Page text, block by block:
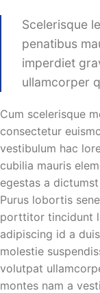
Scelerisque
penatibus
imperdiet
ullamcorper
Cum scelerisque
consectetur
vestibulum hac
cubilia mauris
egestas a
Purus lobortis
porttitor tincidunt
adipiscing id a
molestie
volutpat
montes nam a